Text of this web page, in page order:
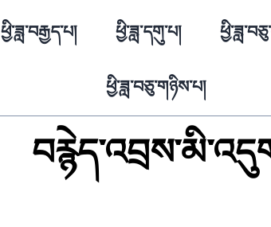
ཕྱི་ཟླ་བརྒྱད་པ། ཕྱི་ཟླ་དགུ་པ།
ཕྱི་ཟླ་བཅུ་གཉིས་པ།